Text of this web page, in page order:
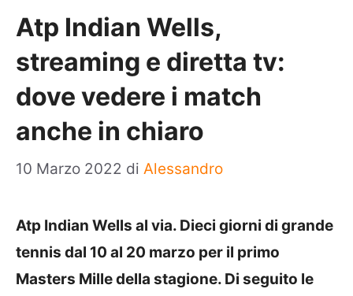
Atp Indian Wells,
streaming e diretta tv:
dove vedere i match
anche in chiaro
10 Marzo 2022 di Alessandro
Atp Indian Wells al via. Dieci giorni di grande
tennis dal 10 al 20 marzo per il primo
Masters Mille della stagione. Di seguito le